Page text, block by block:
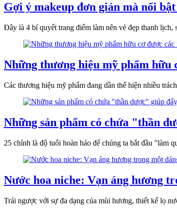
Gợi ý makeup đơn giản mà nổi
Đây là 4 bí quyết trang điểm làm nên vẻ đẹp thanh lịch,
Những thương hiệu mỹ phẩm hữu
Các thương hiệu mỹ phẩm đang dần thể hiện nhiều
Những sản phẩm có chứa "thần
25 chính là độ tuổi hoàn hảo để chúng ta bắt đầu "làm
Nước hoa niche: Vạn áng hương
Trái ngược với sự đa dạng của mùi hương, thiết kế lọ